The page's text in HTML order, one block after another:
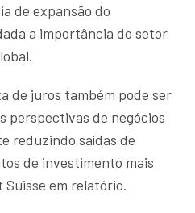
de expansão do
a importância do setor
de juros também pode ser
perspectivas de negócios
reduzindo saídas de
de investimento mais
em relatório.